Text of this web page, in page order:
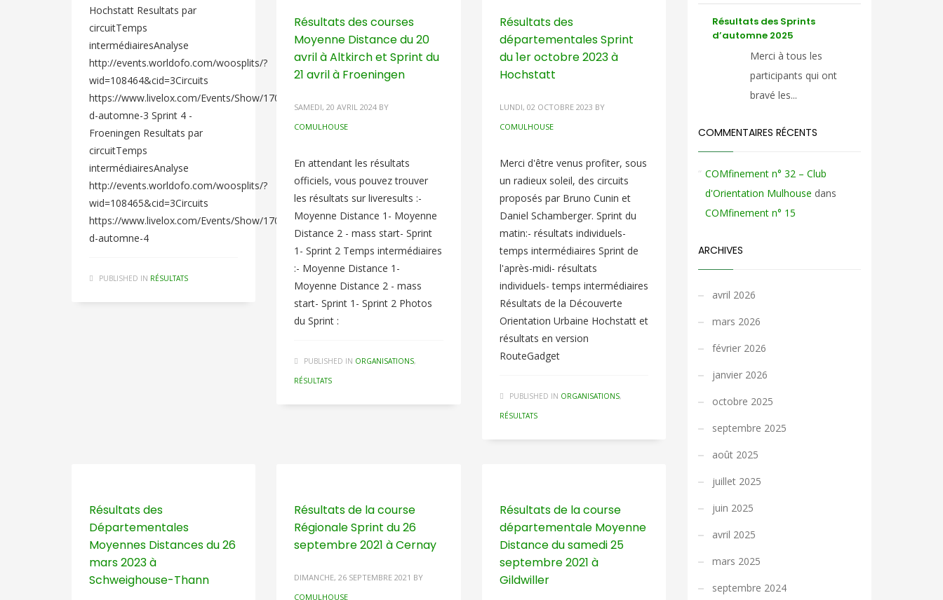
Hochstatt Resultats par
circuitTemps
intermédiairesAnalyse
http://events.worldofo.com/woosplits/?
wid=108464&cid=3Circuits
https://www.livelox.com/Events/Show/170657/Sprint-
d-automne-3 Sprint 4 -
Froeningen Resultats par
circuitTemps
intermédiairesAnalyse
http://events.worldofo.com/woosplits/?
wid=108465&cid=3Circuits
https://www.livelox.com/Events/Show/170658/Sprint-
d-automne-4
PUBLISHED IN RÉSULTATS
Résultats des courses
Moyenne Distance du 20
avril à Altkirch et Sprint du
21 avril à Froeningen
SAMEDI, 20 AVRIL 2024 BY
COMULHOUSE
En attendant les résultats
officiels, vous pouvez trouver
les résultats sur liveresults :-
Moyenne Distance 1- Moyenne
Distance 2 - mass start- Sprint
1- Sprint 2 Temps intermédiaires
:- Moyenne Distance 1-
Moyenne Distance 2 - mass
start- Sprint 1- Sprint 2 Photos
du Sprint :
PUBLISHED IN ORGANISATIONS,
RÉSULTATS
Résultats des
départementales Sprint
du 1er octobre 2023 à
Hochstatt
LUNDI, 02 OCTOBRE 2023 BY
COMULHOUSE
Merci d'être venus profiter, sous
un radieux soleil, des circuits
proposés par Bruno Cunin et
Daniel Schamberger. Sprint du
matin:- résultats individuels-
temps intermédiaires Sprint de
l'après-midi- résultats
individuels- temps intermédiaires
Résultats de la Découverte
Orientation Urbaine Hochstatt et
résultats en version
RouteGadget
PUBLISHED IN ORGANISATIONS,
RÉSULTATS
Résultats des
Départementales
Moyennes Distances du 26
mars 2023 à
Schweighouse-Thann
Résultats de la course
Régionale Sprint du 26
septembre 2021 à Cernay
DIMANCHE, 26 SEPTEMBRE 2021 BY
COMULHOUSE
Résultats de la course
départementale Moyenne
Distance du samedi 25
septembre 2021 à
Gildwiller
Résultats des Sprints
d’automne 2025
Merci à tous les
participants qui ont
bravé les...
COMMENTAIRES RÉCENTS
COMfinement n° 32 – Club
d'Orientation Mulhouse dans
COMfinement n° 15
ARCHIVES
avril 2026
mars 2026
février 2026
janvier 2026
octobre 2025
septembre 2025
août 2025
juillet 2025
juin 2025
avril 2025
mars 2025
septembre 2024